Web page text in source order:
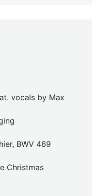
vocals by Max
BWV 469
Christmas